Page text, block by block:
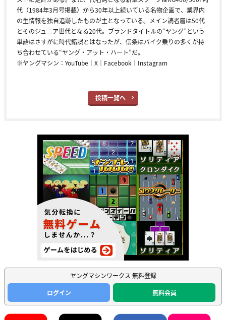
代（1984年3月号掲載）から30年以上続いている名物企画で、業界内
の生情報を独自追跡したものが主となっている。メイン読者層は50代
とそのジュニア世代となる20代。ブランドタイトルの“ヤング”という
単語はさすがに時代錯誤とはなったが、信条はバイク乗りの多くが持
ち合わせている“ヤング・アット・ハート”だ。
※ヤングマシン： YouTube ｜ X ｜ Facebook ｜ Instagram
投稿一覧へ
ヤングマシンワークス 無料登録
ログイン
無料会員